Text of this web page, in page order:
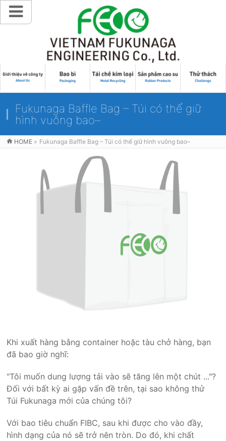
Fukunaga Baffle Bag – Túi có thể giữ
hình vuông bao–
HOME » Fukunaga Baffle Bag – Túi có thể giữ hình vuông bao–
Khi xuất hàng bằng container hoặc tàu chở hàng, bạn
đã bao giờ nghĩ:
"Tôi muốn dung lượng tải vào sẽ tăng lên một chút ..."?
Đối với bất kỳ ai gặp vấn đề trên, tại sao không thử
Túi Fukunaga mới của chúng tôi?
Với bao tiêu chuẩn FIBC, sau khi được cho vào đầy,
hình dạng của nó sẽ trở nên tròn. Do đó, khi chất